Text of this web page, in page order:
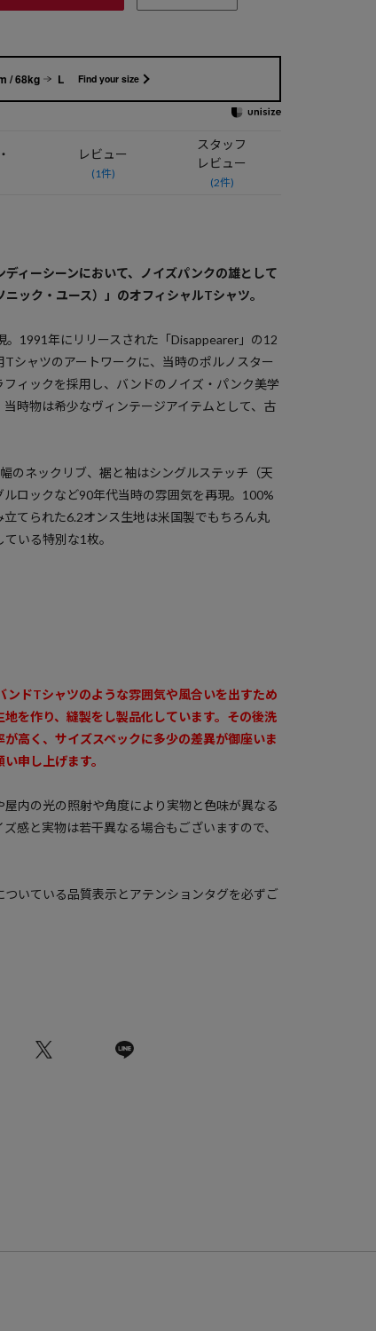
/ 68kg L Find your size
レビュー
(1件)
スタッフ
レビュー
(2件)
ィーシーンにおいて、ノイズパンクの雄として
ック・ユース）」のオフィシャルTシャツ。
1991年にリリースされた「Disappearer」の12
シャツのアートワークに、当時のポルノスター
ィックを採用し、バンドのノイズ・パンク美学
時物は希少なヴィンテージアイテムとして、古
のネックリブ、裾と袖はシングルステッチ（天
ロックなど90年代当時の雰囲気を再現。100%
てられた6.2オンス生地は米国製でもちろん丸
いる特別な1枚。
ドTシャツのような雰囲気や風合いを出すため
を作り、縫製をし製品化しています。その後洗
高く、サイズスペックに多少の差異が御座いま
申し上げます。
内の光の照射や角度により実物と色味が異なる
感と実物は若干異なる場合もございますので、
いている品質表示とアテンションタグを必ずご